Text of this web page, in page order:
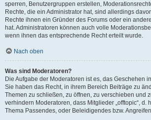
sperren, Benutzergruppen erstellen,
Rechte, die ein Administrator hat, sind allerdings
Rechte ihnen ein Gründer des Forums oder ein
hat. Administratoren können auch volle
wenn ihnen das entsprechende Recht erteilt wurde.
Nach oben
Was sind Moderatoren?
Die Aufgabe der Moderatoren ist es, das Geschehen
Sie haben das Recht, in ihrem Bereich Beiträge zu
Themen zu schließen, zu öffnen, zu verschieben und
verhindern Moderatoren, dass Mitglieder „offtopic“, d.
Thema Passendes, oder Beleidigendes bzw.